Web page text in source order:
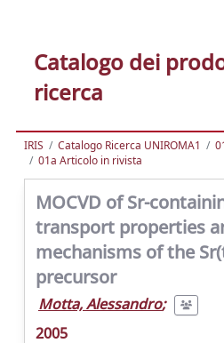
Catalogo dei
ricerca
IRIS Catalogo Ricerca UNIROMA1
01a Articolo in rivista
MOCVD of Sr-
transport properties
mechanisms of the
precursor
Motta, Alessandro;
2005